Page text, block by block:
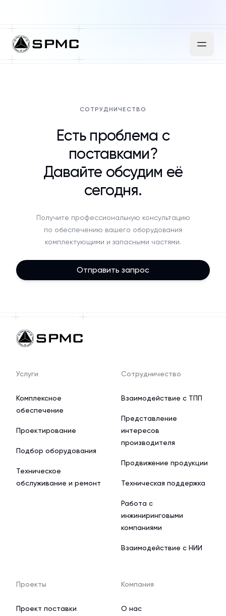
СОТРУДНИЧЕСТВО
Есть проблема с
поставками?
Давайте обсудим её
сегодня.
Получите профессиональную консультацию
по обеспечению вашего оборудования
комплектующими и запасными частями.
Отправить запрос
Услуги
Комплексное
обеспечение
Проектирование
Подбор оборудования
Техническое
обслуживание и ремонт
Сотрудничество
Взаимодействие с ТПП
Представление
интересов
производителя
Продвижение продукции
Техническая поддержка
Работа с
инжиниринговыми
компаниями
Взаимодействие с НИИ
Проекты
Проект поставки
Компания
О нас